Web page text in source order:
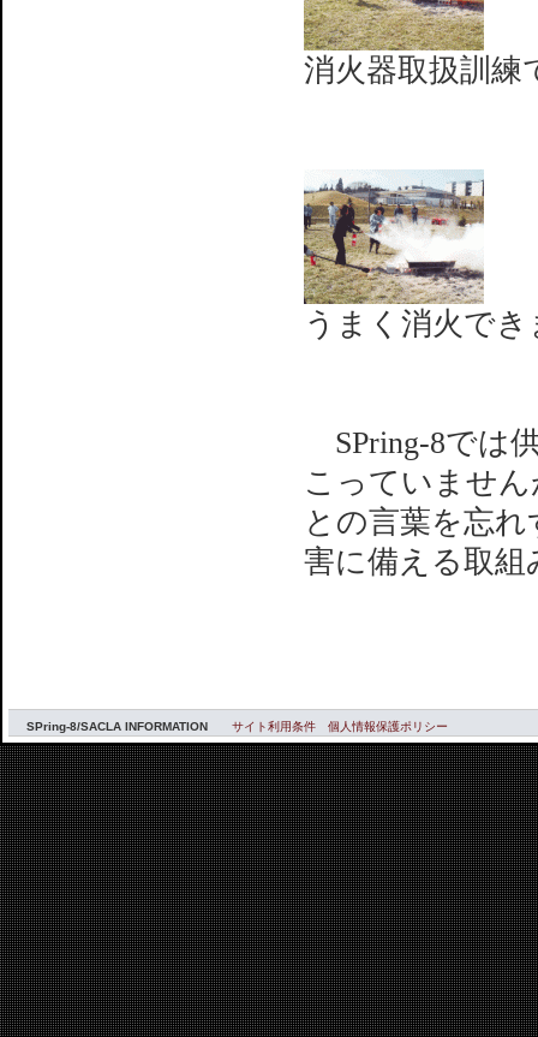
消火器取扱訓練
うまく消火で
SPring-8では
こっていませ
との言葉を忘
害に備える取
SPring-8/SACLA INFORMATION サイト利用条件 個人情報保護ポリシー